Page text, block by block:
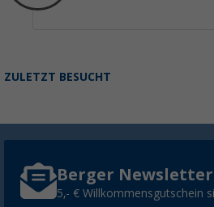
ZULETZT BESUCHT
Berger Newsletter
5,- € Willkommensgutschein